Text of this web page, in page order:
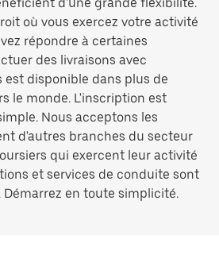
où vous exercez votre activité
répondre à certaines
des livraisons avec
est disponible dans plus de
le monde. L'inscription est
Nous acceptons les
d'autres branches du secteur
qui exercent leur activité
et services de conduite sont
Démarrez en toute simplicité.